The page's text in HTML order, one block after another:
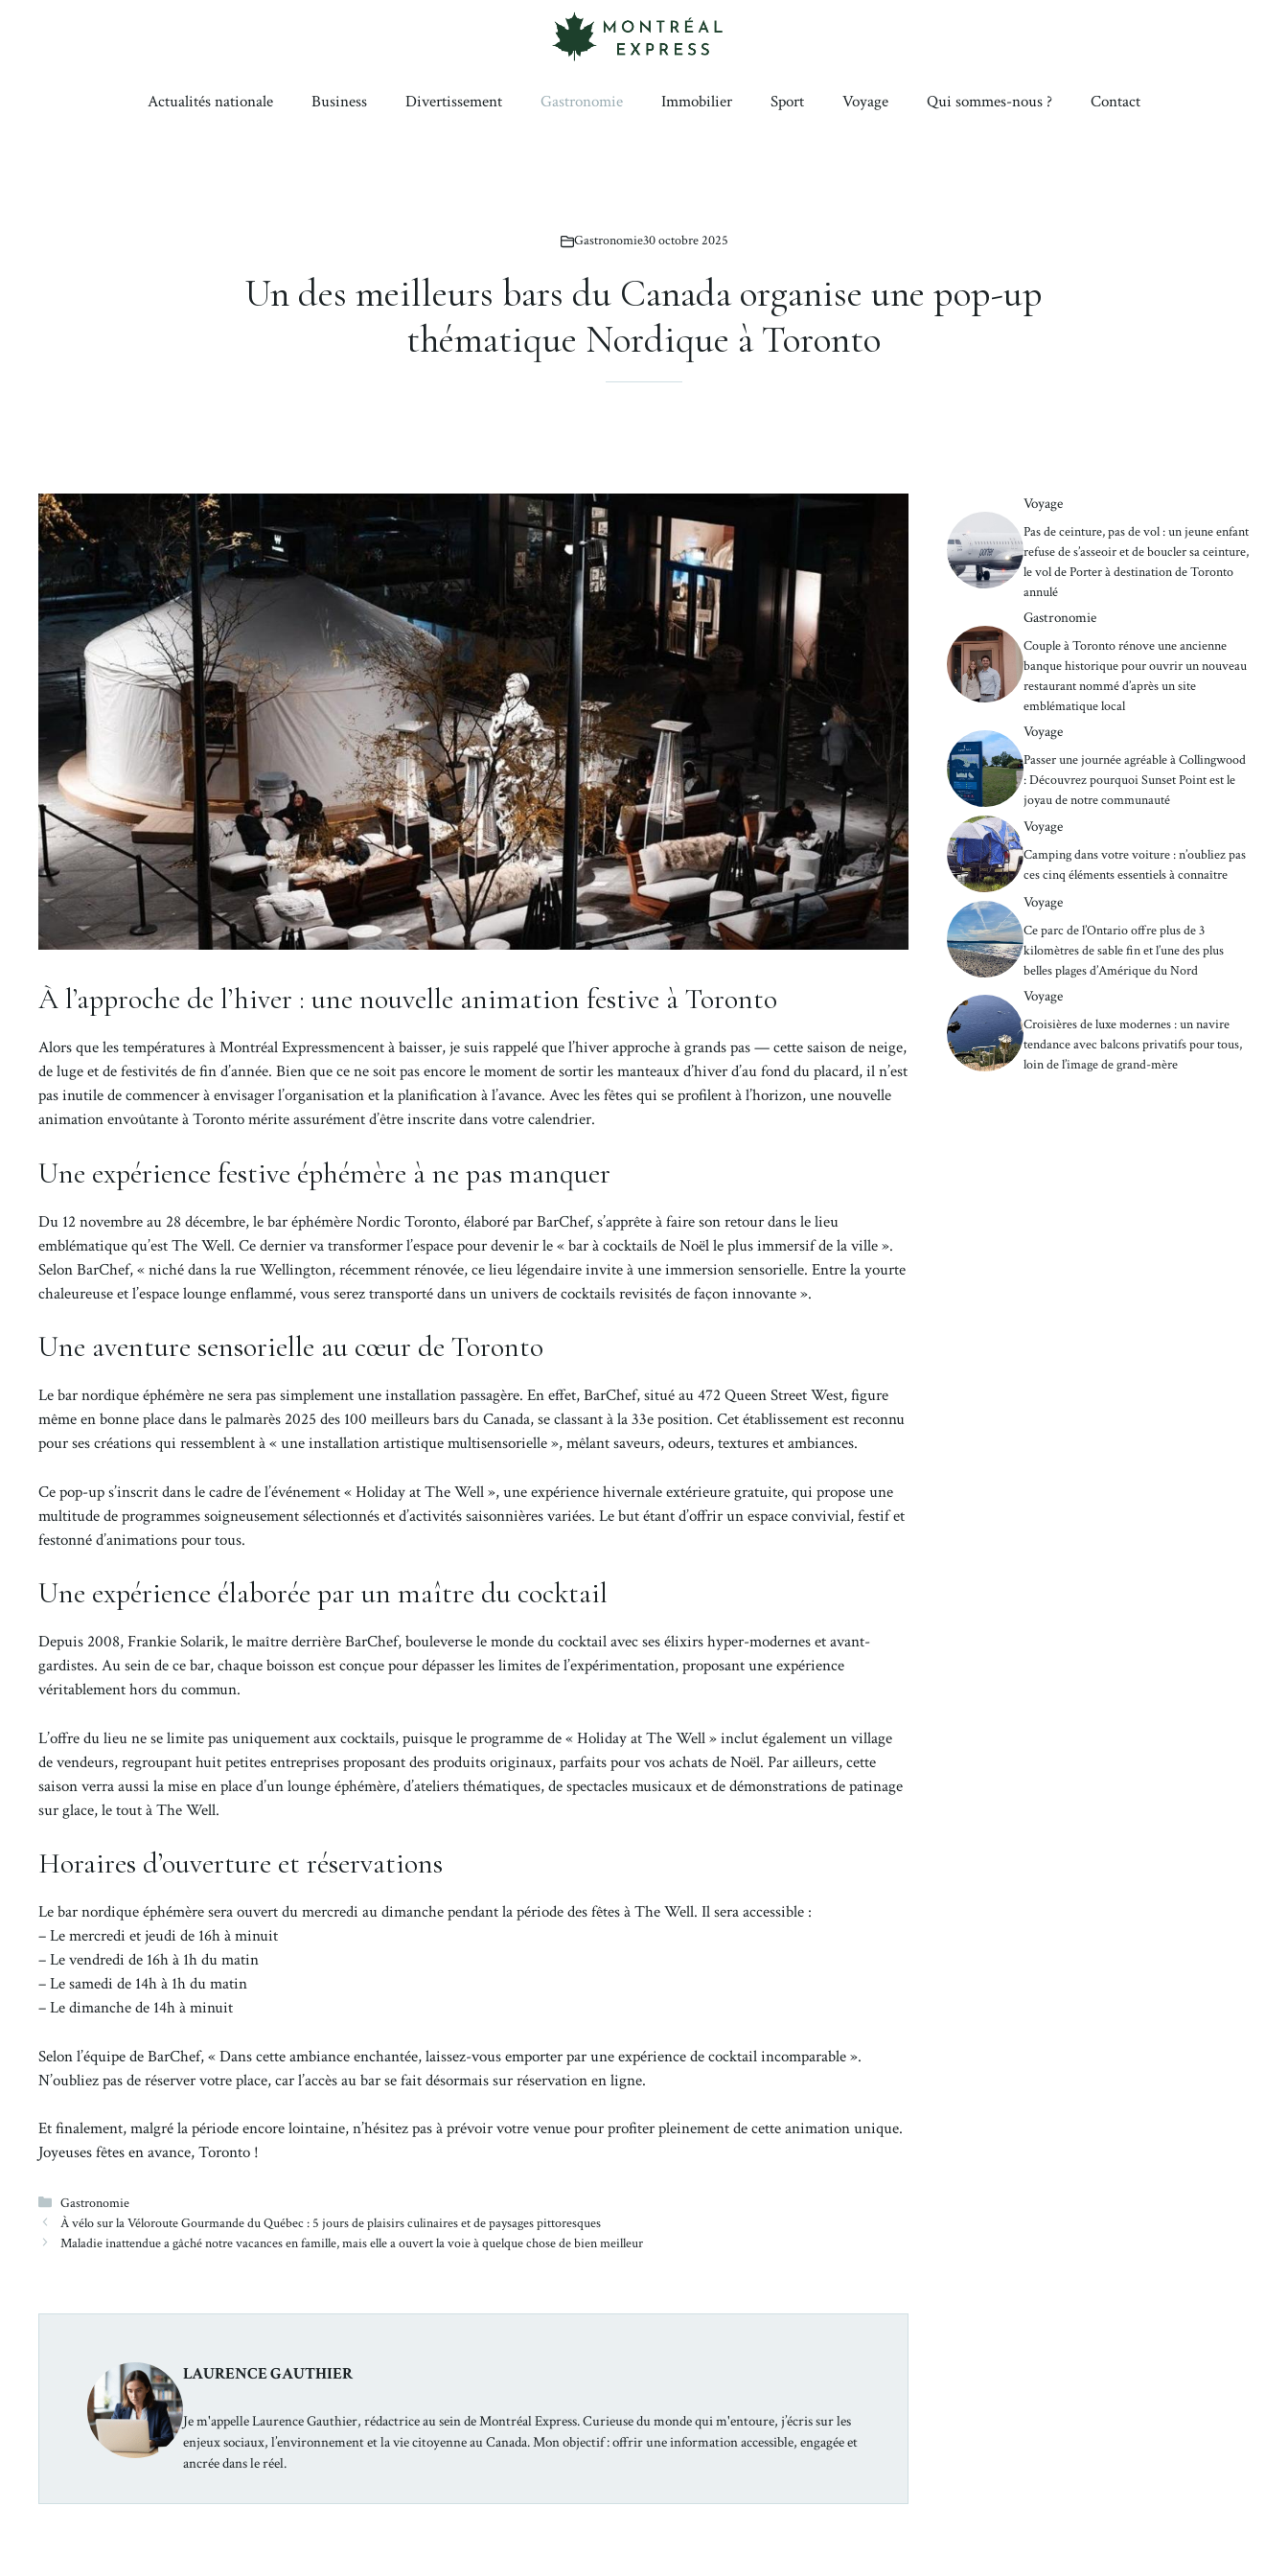
Actualités nationale Business Divertissement Gastronomie Immobilier Sport Voyage Qui sommes-nous ? Contact
Gastronomie30 octobre 2025
Un des meilleurs bars du Canada organise une pop-up
thématique Nordique à Toronto
À l’approche de l’hiver : une nouvelle animation festive à Toronto
Alors que les températures à Montréal Expressmencent à baisser, je suis rappelé que l’hiver approche à grands pas — cette saison de neige,
de luge et de festivités de fin d’année. Bien que ce ne soit pas encore le moment de sortir les manteaux d’hiver d’au fond du placard, il n’est
pas inutile de commencer à envisager l’organisation et la planification à l’avance. Avec les fêtes qui se profilent à l’horizon, une nouvelle
animation envoûtante à Toronto mérite assurément d’être inscrite dans votre calendrier.
Une expérience festive éphémère à ne pas manquer
Du 12 novembre au 28 décembre, le bar éphémère Nordic Toronto, élaboré par BarChef, s’apprête à faire son retour dans le lieu
emblématique qu’est The Well. Ce dernier va transformer l’espace pour devenir le « bar à cocktails de Noël le plus immersif de la ville ».
Selon BarChef, « niché dans la rue Wellington, récemment rénovée, ce lieu légendaire invite à une immersion sensorielle. Entre la yourte
chaleureuse et l’espace lounge enflammé, vous serez transporté dans un univers de cocktails revisités de façon innovante ».
Une aventure sensorielle au cœur de Toronto
Le bar nordique éphémère ne sera pas simplement une installation passagère. En effet, BarChef, situé au 472 Queen Street West, figure
même en bonne place dans le palmarès 2025 des 100 meilleurs bars du Canada, se classant à la 33e position. Cet établissement est reconnu
pour ses créations qui ressemblent à « une installation artistique multisensorielle », mêlant saveurs, odeurs, textures et ambiances.
Ce pop-up s’inscrit dans le cadre de l’événement « Holiday at The Well », une expérience hivernale extérieure gratuite, qui propose une
multitude de programmes soigneusement sélectionnés et d’activités saisonnières variées. Le but étant d’offrir un espace convivial, festif et
festonné d’animations pour tous.
Une expérience élaborée par un maître du cocktail
Depuis 2008, Frankie Solarik, le maître derrière BarChef, bouleverse le monde du cocktail avec ses élixirs hyper-modernes et avant-
gardistes. Au sein de ce bar, chaque boisson est conçue pour dépasser les limites de l’expérimentation, proposant une expérience
véritablement hors du commun.
L’offre du lieu ne se limite pas uniquement aux cocktails, puisque le programme de « Holiday at The Well » inclut également un village
de vendeurs, regroupant huit petites entreprises proposant des produits originaux, parfaits pour vos achats de Noël. Par ailleurs, cette
saison verra aussi la mise en place d’un lounge éphémère, d’ateliers thématiques, de spectacles musicaux et de démonstrations de patinage
sur glace, le tout à The Well.
Horaires d’ouverture et réservations
Le bar nordique éphémère sera ouvert du mercredi au dimanche pendant la période des fêtes à The Well. Il sera accessible :
– Le mercredi et jeudi de 16h à minuit
– Le vendredi de 16h à 1h du matin
– Le samedi de 14h à 1h du matin
– Le dimanche de 14h à minuit
Selon l’équipe de BarChef, « Dans cette ambiance enchantée, laissez-vous emporter par une expérience de cocktail incomparable ».
N’oubliez pas de réserver votre place, car l’accès au bar se fait désormais sur réservation en ligne.
Et finalement, malgré la période encore lointaine, n’hésitez pas à prévoir votre venue pour profiter pleinement de cette animation unique.
Joyeuses fêtes en avance, Toronto !
Catégories
Gastronomie
À vélo sur la Véloroute Gourmande du Québec : 5 jours de plaisirs culinaires et de paysages pittoresques
Maladie inattendue a gâché notre vacances en famille, mais elle a ouvert la voie à quelque chose de bien meilleur
LAURENCE GAUTHIER
Je m'appelle Laurence Gauthier, rédactrice au sein de Montréal Express. Curieuse du monde qui m'entoure, j’écris sur les
enjeux sociaux, l’environnement et la vie citoyenne au Canada. Mon objectif : offrir une information accessible, engagée et
ancrée dans le réel.
Voyage
Pas de ceinture, pas de vol : un jeune enfant
refuse de s’asseoir et de boucler sa ceinture,
le vol de Porter à destination de Toronto
annulé
Gastronomie
Couple à Toronto rénove une ancienne
banque historique pour ouvrir un nouveau
restaurant nommé d’après un site
emblématique local
Voyage
Passer une journée agréable à Collingwood
: Découvrez pourquoi Sunset Point est le
joyau de notre communauté
Voyage
Camping dans votre voiture : n’oubliez pas
ces cinq éléments essentiels à connaître
Voyage
Ce parc de l’Ontario offre plus de 3
kilomètres de sable fin et l’une des plus
belles plages d’Amérique du Nord
Voyage
Croisières de luxe modernes : un navire
tendance avec balcons privatifs pour tous,
loin de l’image de grand-mère